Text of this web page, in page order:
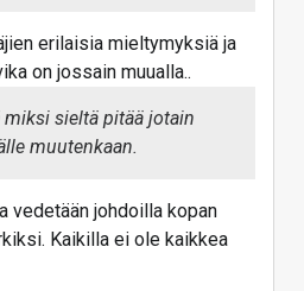
erilaisia mieltymyksiä ja
on jossain muualla..
miksi sieltä pitää jotain
muutenkaan.
vedetään johdoilla kopan
Kaikilla ei ole kaikkea